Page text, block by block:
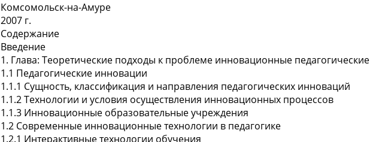
Комсомольск-на-Амуре
2007 г.
Содержание
Введение
1. Глава: Теоретические подходы к проблеме инновационные
1.1 Педагогические инновации
1.1.1 Сущность, классификация и направления педагогических инноваций
1.1.2 Технологии и условия осуществления инновационных процессов
1.1.3 Инновационные образовательные учреждения
1.2 Современные инновационные технологии в педагогике
1.2.1 Интерактивные технологии обучения